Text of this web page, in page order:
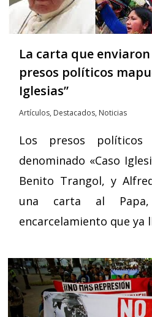
La carta que
presos políticos
Iglesias”
Artículos, Destacados, Noticias
Los presos
denominado «Caso
Benito Trangol, y
una carta al Papa,
encarcelamiento que ya